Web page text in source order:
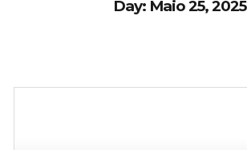
Day: Maio 25, 2025